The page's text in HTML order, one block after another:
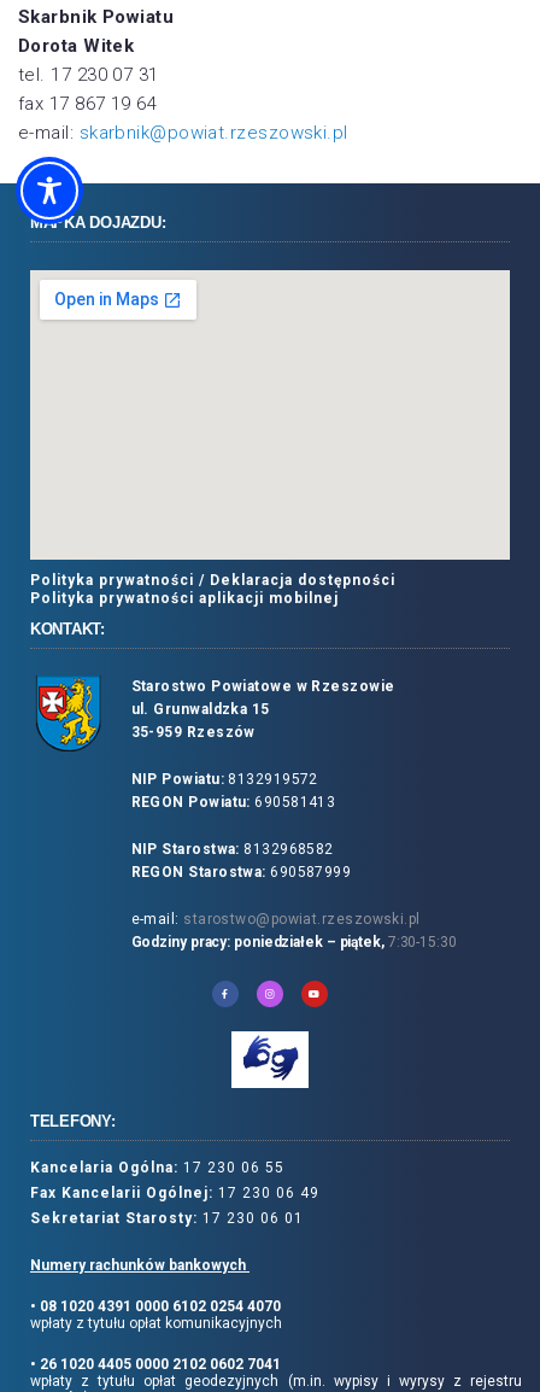
Skarbnik Powiatu
Dorota Witek
tel. 17 230 07 31
fax 17 867 19 64
e-mail: skarbnik@powiat.rzeszowski.pl
MAPKA DOJAZDU:
Polityka prywatności / Deklaracja dostępności
Polityka prywatności aplikacji mobilnej
KONTAKT:
Starostwo Powiatowe w Rzeszowie
ul. Grunwaldzka 15
35-959 Rzeszów
NIP Powiatu:8132919572
REGON Powiatu: 690581413
NIP Starostwa: 8132968582
REGON Starostwa: 690587999
e-mail: starostwo@powiat.rzeszowski.pl
Godziny pracy: poniedziałek – piątek, 7:30-15:30
TELEFONY:
Kancelaria Ogólna: 17 230 06 55
Fax Kancelarii Ogólnej: 17 230 06 49
Sekretariat Starosty: 17 230 06 01
Numery rachunków bankowych
• 08 1020 4391 0000 6102 0254 4070
wpłaty z tytułu opłat komunikacyjnych
• 26 1020 4405 0000 2102 0602 7041
wpłaty z tytułu opłat geodezyjnych (m.in. wypisy i wyrysy z rejestru